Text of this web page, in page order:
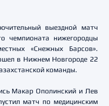
выездной матч
чемпионата нижегородцы
«Снежных Барсов».
в Нижнем Новгороде 22
команды.
Макар Ополинский и Лев
матч по медицинским